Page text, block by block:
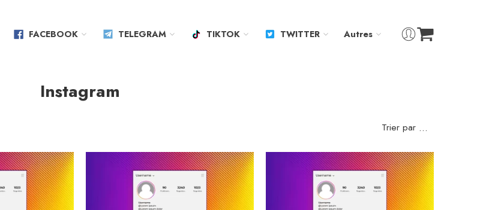
FACEBOOK TELEGRAM TIKTOK TWITTER Autres
Instagram
Trier par ...